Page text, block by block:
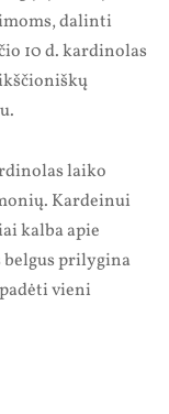
dalinti
10 d. kardinolas
laiko
Kardeinui
kalba apie
prilygina
vieni